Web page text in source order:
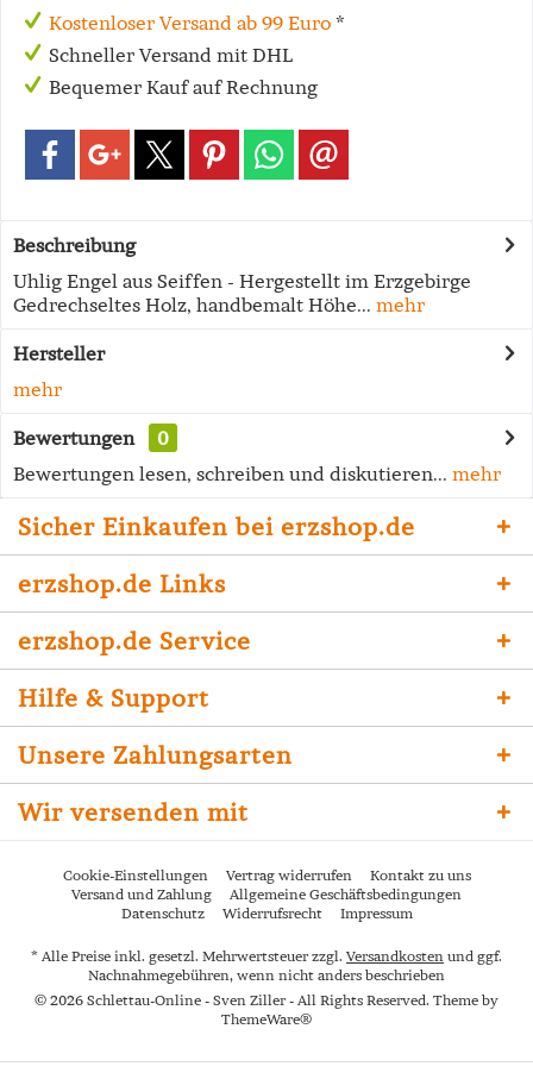
Kostenloser Versand ab 99 Euro *
Schneller Versand mit DHL
Bequemer Kauf auf Rechnung
Beschreibung
Uhlig Engel aus Seiffen - Hergestellt im Erzgebirge
Gedrechseltes Holz, handbemalt Höhe... mehr
Hersteller
mehr
Bewertungen
0
Bewertungen lesen, schreiben und diskutieren... mehr
Sicher Einkaufen bei erzshop.de
erzshop.de Links
erzshop.de Service
Hilfe & Support
Unsere Zahlungsarten
Wir versenden mit
Cookie-Einstellungen Vertrag widerrufen
Kontakt zu uns
Versand und Zahlung
Allgemeine Geschäftsbedingungen
Datenschutz
Widerrufsrecht Impressum
* Alle Preise inkl. gesetzl. Mehrwertsteuer zzgl. Versandkosten und ggf.
Nachnahmegebühren, wenn nicht anders beschrieben
© 2026 Schlettau-Online - Sven Ziller - All Rights Reserved. Theme by
ThemeWare®